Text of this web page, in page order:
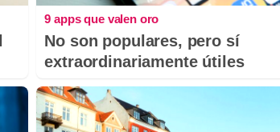
9 apps que valen oro
No son populares, pero sí
extraordinariamente útiles